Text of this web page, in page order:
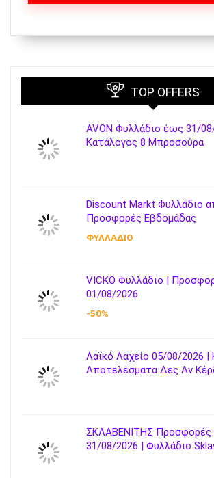
TOP OFFERS
AVON Φυλλάδιο έως 31/
Κατάλογος 8 Μπροσούρα
Discount Markt Φυλλάδιο
Προσφορές Εβδομάδας
ΦΥΛΛΑΔΙΟ
VICKO Φυλλάδιο |
01/08/2026
-50%
Λαϊκό Λαχείο 05/08/2026
Αποτελέσματα Δες Αν
ΣΚΛΑΒΕΝΙΤΗΣ
31/08/2026 | Φυλλάδιο